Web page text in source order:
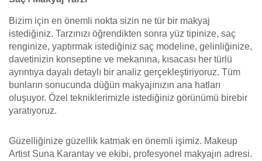
Bizim için en önemli nokta sizin ne tür bir makyaj
istediğiniz. Tarzınızı öğrendikten sonra yüz tipinize, saç
renginize, yaptırmak istediğiniz saç modeline, gelinliğinize,
davetinizin konseptine ve mekanına, kısacası her türlü
ayrıntıya dayalı detaylı bir analiz gerçekleştiriyoruz. Tüm
bunların sonucunda düğün makyajınızın ana hatları
oluşuyor. Özel tekniklerimizle istediğiniz görünümü birebir
yaratıyoruz.
Güzelliğinize güzellik katmak en önemli işimiz. Makeup
Artist Suna Karantay ve ekibi, profesyonel makyajın adresi.